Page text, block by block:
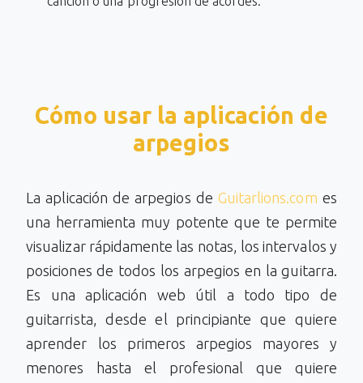
Cómo usar la aplicación de
arpegios
La aplicación de arpegios de Guitarlions.com es
una herramienta muy potente que te permite
visualizar rápidamente las notas, los intervalos y
posiciones de todos los arpegios en la guitarra.
Es una aplicación web útil a todo tipo de
guitarrista, desde el principiante que quiere
aprender los primeros arpegios mayores y
menores hasta el profesional que quiere